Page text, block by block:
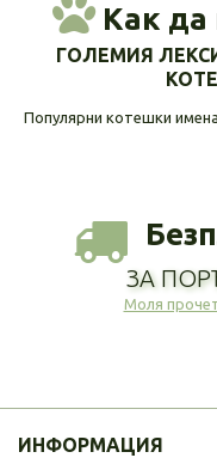
Как да
ГОЛЕМИЯ
Популярни котешки
ЗА
Моля
ИНФОРМАЦИЯ